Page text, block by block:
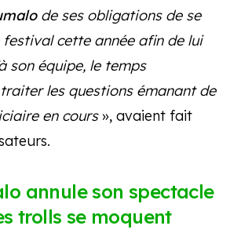
de ses obligations de se
cette année afin de lui
son équipe, le temps
les questions émanant de
en cours», avaient fait
annule son spectacle
trolls se moquent